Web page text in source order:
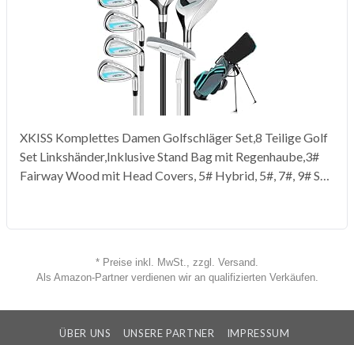
XKISS Komplettes Damen Golfschläger Set,8 Teilige Golf
Set Linkshänder,Inklusive Stand Bag mit Regenhaube,3#
Fairway Wood mit Head Covers, 5# Hybrid, 5#, 7#, 9# S#
* Preise inkl. MwSt., zzgl. Versand.
Als Amazon-Partner verdienen wir an qualifizierten Verkäufen.
ÜBER UNS UNSERE PARTNER
IMPRESSUM